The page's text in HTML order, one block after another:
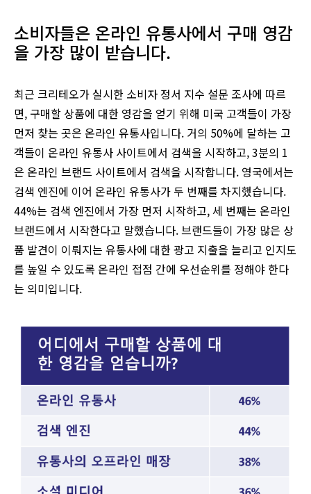
소비자들은 온라인 유통사에서 구매 영감
을 가장 많이 받습니다.
최근 크리테오가 실시한 소비자 정서 지수 설문 조사에 따르
면, 구매할 상품에 대한 영감을 얻기 위해 미국 고객들이 가장
먼저 찾는 곳은 온라인 유통사입니다. 거의 50%에 달하는 고
객들이 온라인 유통사 사이트에서 검색을 시작하고, 3분의 1
은 온라인 브랜드 사이트에서 검색을 시작합니다. 영국에서는
검색 엔진에 이어 온라인 유통사가 두 번째를 차지했습니다.
44%는 검색 엔진에서 가장 먼저 시작하고, 세 번째는 온라인
브랜드에서 시작한다고 말했습니다. 브랜드들이 가장 많은 상
품 발견이 이뤄지는 유통사에 대한 광고 지출을 늘리고 인지도
를 높일 수 있도록 온라인 접점 간에 우선순위를 정해야 한다
는 의미입니다.